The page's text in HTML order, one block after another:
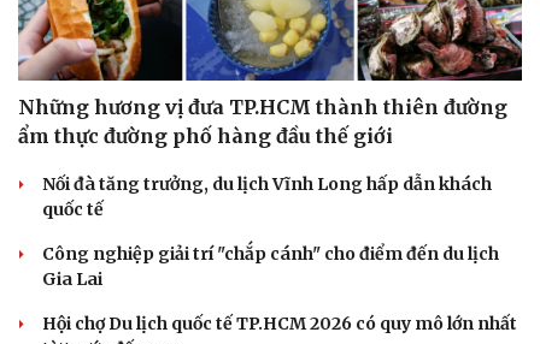
Sân khấu - Điện ảnh
Nghệ sĩ
Những hương vị đưa TP.HCM thành thiên đường
ẩm thực đường phố hàng đầu thế giới
Nối đà tăng trưởng, du lịch Vĩnh Long hấp dẫn khách
quốc tế
Công nghiệp giải trí "chắp cánh" cho điểm đến du lịch
Gia Lai
Hội chợ Du lịch quốc tế TP.HCM 2026 có quy mô lớn nhất